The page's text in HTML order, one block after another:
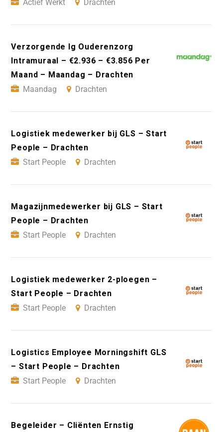
Actief Werkt
Drachten
Verzorgende Ig Ouderenzorg
Intramuraal – €2.936 – €3.856 Per
Maand – Maandag – Drachten
Maandag
Drachten
Logistiek medewerker bij GLS – Start
People – Drachten
Start People
Drachten
Magazijnmedewerker bij GLS – Start
People – Drachten
Start People
Drachten
Logistiek medewerker 2-ploegen –
Start People – Drachten
Start People
Drachten
Logistics Employee Morningshift GLS
– Start People – Drachten
Start People
Drachten
Begeleider – Cliënten Ernstig